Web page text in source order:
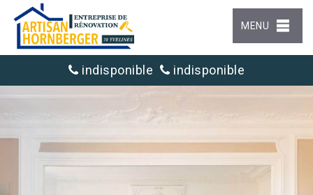
MENU
indisponible indisponible